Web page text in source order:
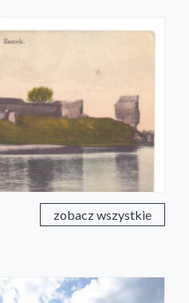
zobacz wszystkie